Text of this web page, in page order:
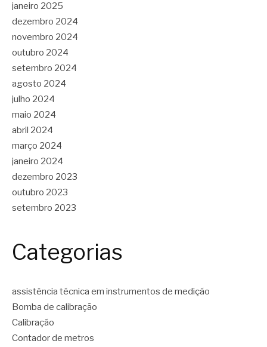
janeiro 2025
dezembro 2024
novembro 2024
outubro 2024
setembro 2024
agosto 2024
julho 2024
maio 2024
abril 2024
março 2024
janeiro 2024
dezembro 2023
outubro 2023
setembro 2023
Categorias
assistência técnica em instrumentos de medição
Bomba de calibração
Calibração
Contador de metros